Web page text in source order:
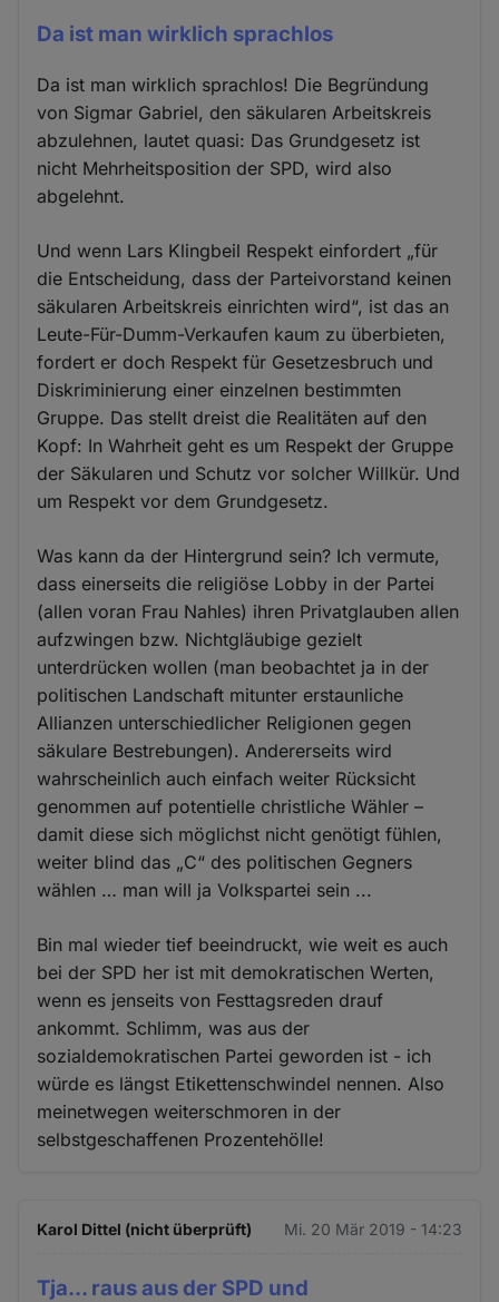
Da ist man wirklich sprachlos
Da ist man wirklich sprachlos! Die Begründung
von Sigmar Gabriel, den säkularen Arbeitskreis
abzulehnen, lautet quasi: Das Grundgesetz ist
nicht Mehrheitsposition der SPD, wird also
abgelehnt.
Und wenn Lars Klingbeil Respekt einfordert „für
die Entscheidung, dass der Parteivorstand keinen
säkularen Arbeitskreis einrichten wird“, ist das an
Leute-Für-Dumm-Verkaufen kaum zu überbieten,
fordert er doch Respekt für Gesetzesbruch und
Diskriminierung einer einzelnen bestimmten
Gruppe. Das stellt dreist die Realitäten auf den
Kopf: In Wahrheit geht es um Respekt der Gruppe
der Säkularen und Schutz vor solcher Willkür. Und
um Respekt vor dem Grundgesetz.
Was kann da der Hintergrund sein? Ich vermute,
dass einerseits die religiöse Lobby in der Partei
(allen voran Frau Nahles) ihren Privatglauben allen
aufzwingen bzw. Nichtgläubige gezielt
unterdrücken wollen (man beobachtet ja in der
politischen Landschaft mitunter erstaunliche
Allianzen unterschiedlicher Religionen gegen
säkulare Bestrebungen). Andererseits wird
wahrscheinlich auch einfach weiter Rücksicht
genommen auf potentielle christliche Wähler –
damit diese sich möglichst nicht genötigt fühlen,
weiter blind das „C“ des politischen Gegners
wählen … man will ja Volkspartei sein ...
Bin mal wieder tief beeindruckt, wie weit es auch
bei der SPD her ist mit demokratischen Werten,
wenn es jenseits von Festtagsreden drauf
ankommt. Schlimm, was aus der
sozialdemokratischen Partei geworden ist - ich
würde es längst Etikettenschwindel nennen. Also
meinetwegen weiterschmoren in der
selbstgeschaffenen Prozentehölle!
Karol Dittel (nicht überprüft) Mi. 20 Mär 2019 - 14:23
Tja... raus aus der SPD und